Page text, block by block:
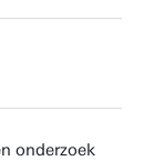
onderzoek